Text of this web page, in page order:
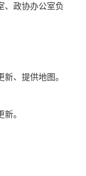
、政协办公室负
、提供地图。
。